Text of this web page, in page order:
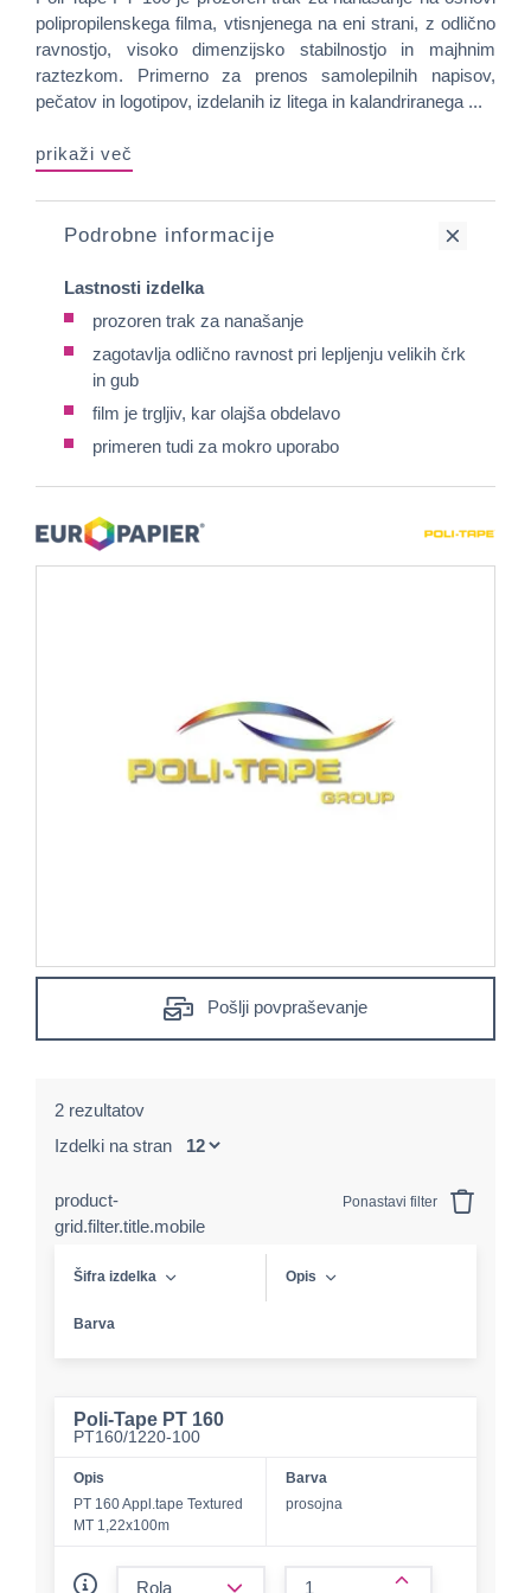
polipropilenskega filma, vtisnjenega na eni strani, z odlično
ravnostjo, visoko dimenzijsko stabilnostjo in majhnim
raztezkom. Primerno za prenos samolepilnih napisov,
pečatov in logotipov, izdelanih iz litega in kalandriranega ...
prikaži več
Podrobne informacije
Lastnosti izdelka
prozoren trak za nanašanje
zagotavlja odlično ravnost pri lepljenju velikih črk
in gub
film je trgljiv, kar olajša obdelavo
primeren tudi za mokro uporabo
Pošlji povpraševanje
2 rezultatov
Izdelki na stran
product-
grid.filter.title.mobile
Ponastavi filter
Šifra izdelka Opis
Barva
Poli-Tape PT 160
PT160/1220-100
Opis
PT 160 Appl.tape Textured
MT 1,22x100m
Barva
prosojna